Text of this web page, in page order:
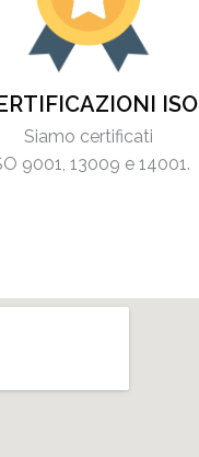
ISO
Siamo certificati
9001, 13009 e 14001.